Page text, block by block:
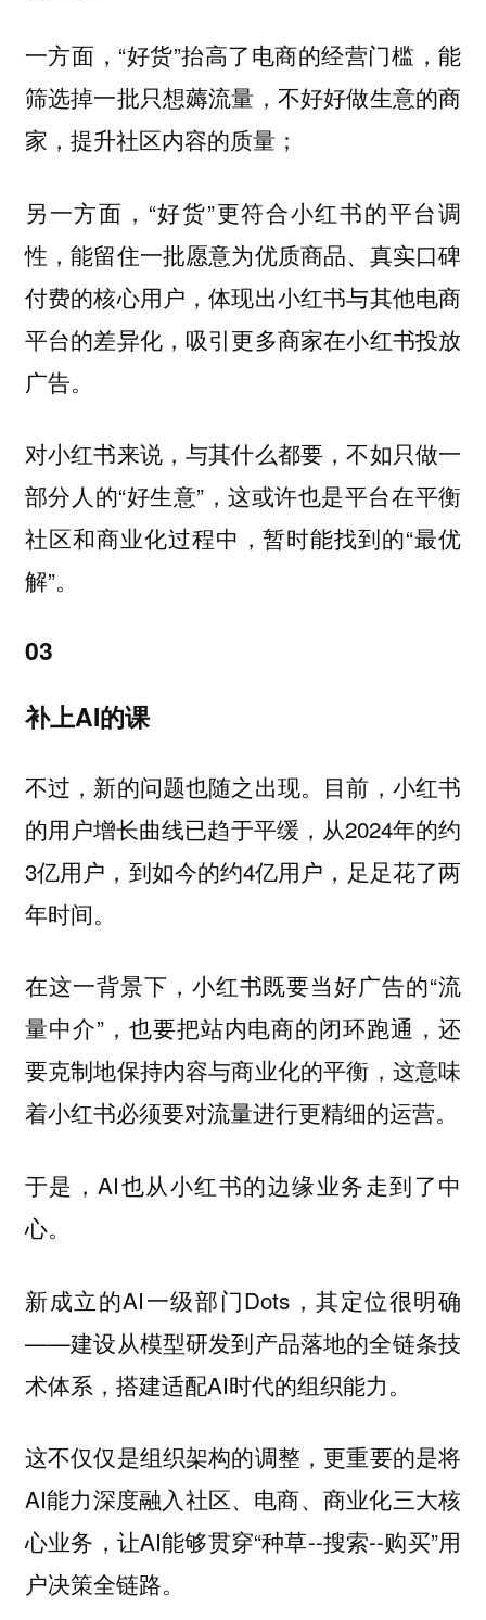
一方面，“好货”抬高了电商的经营门槛，能
筛选掉一批只想薅流量，不好好做生意的商
家，提升社区内容的质量；
另一方面，“好货”更符合小红书的平台调
性，能留住一批愿意为优质商品、真实口碑
付费的核心用户，体现出小红书与其他电商
平台的差异化，吸引更多商家在小红书投放
广告。
对小红书来说，与其什么都要，不如只做一
部分人的“好生意”，这或许也是平台在平衡
社区和商业化过程中，暂时能找到的“最优
解”。
03
补上AI的课
不过，新的问题也随之出现。目前，小红书
的用户增长曲线已趋于平缓，从2024年的约
3亿用户，到如今的约4亿用户，足足花了两
年时间。
在这一背景下，小红书既要当好广告的“流
量中介”，也要把站内电商的闭环跑通，还
要克制地保持内容与商业化的平衡，这意味
着小红书必须要对流量进行更精细的运营。
于是，AI也从小红书的边缘业务走到了中
心。
新成立的AI一级部门Dots，其定位很明确
——建设从模型研发到产品落地的全链条技
术体系，搭建适配AI时代的组织能力。
这不仅仅是组织架构的调整，更重要的是将
AI能力深度融入社区、电商、商业化三大核
心业务，让AI能够贯穿“种草--搜索--购买”用
户决策全链路。